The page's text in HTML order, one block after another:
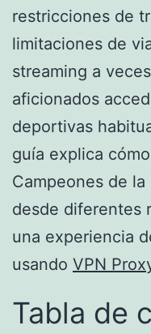
restricciones de
limitaciones de
streaming a
aficionados
deportivas
guía explica
Campeones de
desde diferentes
una experiencia
usando VPN
Tabla de